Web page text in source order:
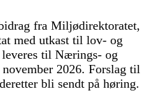
fra Miljødirektoratet,
med utkast til lov- og
til Nærings- og
2026. Forslag til
bli sendt på høring.